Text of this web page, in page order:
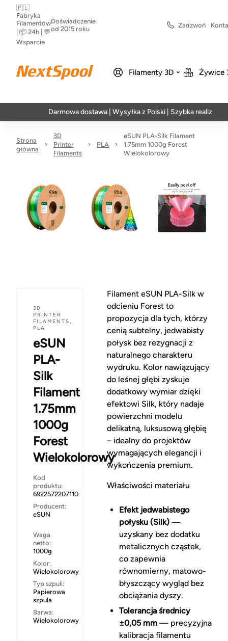
🇵🇱
Fabryka
Filamentów
| 📦 24h | 💬
Wsparcie
Doświadczenie
od 2015 roku
Zadzwoń
Filamenty 3D Żywice
Darmowa dostawa | Wysyłka z Polski | Szybka realizacja w 24h
Strona
główna
3D
Printer
Filaments
PLA
eSUN PLA-Silk Filament
1.75mm 1000g Forest
Wielokolorowy
3D
PRINTER
FILAMENTS,
PLA
eSUN
PLA-
Silk
Filament
1.75mm
1000g
Forest
Wielokolorowy
Kod
produktu:
6922572207110
Producent:
eSUN
Waga
netto:
1000g
Kolor:
Wielokolorowy
Typ szpuli:
Papierowa
szpula
Barwa:
Wielokolorowy
Filament eSUN PLA-Silk w
odcieniu Forest to
propozycja dla tych, którzy
cenią subtelny, jedwabisty
połysk bez rezygnacji z
naturalnego charakteru
wydruku. Kolor nawiązujący
do leśnej głębi zyskuje
dodatkowy wymiar dzięki
efektowi Silk, który nadaje
powierzchni modelu
delikatną, luksusową głębię
– idealny do projektów
wymagających elegancji i
wykończenia premium.
Właściwości materiału
Efekt jedwabistego
połysku (Silk)—
uzyskany bez dodatku
metalicznych cząstek,
co zapewnia
równomierny, matowo-
błyszczący wygląd bez
obciążania dyszy.
Tolerancja średnicy
±0,05 mm— precyzyjna
kalibracja filamentu